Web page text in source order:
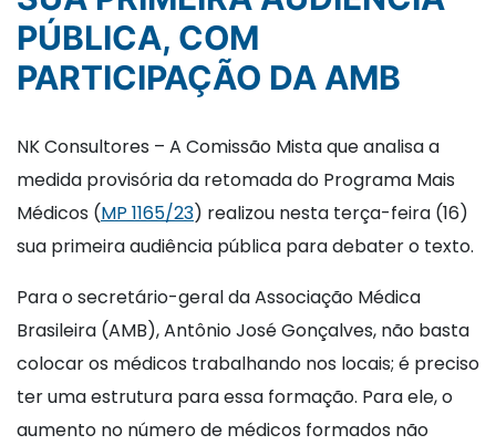
PÚBLICA, COM
PARTICIPAÇÃO DA AMB
NK Consultores – A Comissão Mista que analisa a
medida provisória da retomada do Programa Mais
Médicos (MP 1165/23) realizou nesta terça-feira (16)
sua primeira audiência pública para debater o texto.
Para o secretário-geral da Associação Médica
Brasileira (AMB), Antônio José Gonçalves, não basta
colocar os médicos trabalhando nos locais; é preciso
ter uma estrutura para essa formação. Para ele, o
aumento no número de médicos formados não